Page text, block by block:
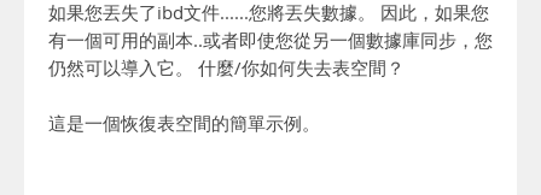
如果您丟失了ibd文件......您將丟失數據。 因此，如果您
有一個可用的副本..或者即使您從另一個數據庫同步，您
仍然可以導入它。 什麼/你如何失去表空間？
這是一個恢復表空間的簡單示例。